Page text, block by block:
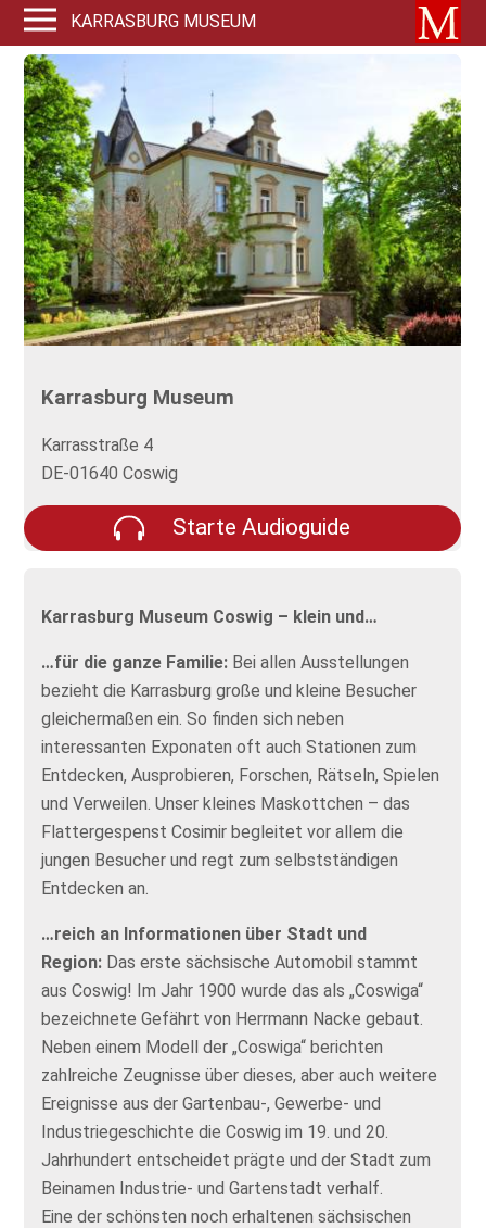
KARRASBURG MUSEUM
Karrasburg Museum
Karrasstraße 4
DE-01640 Coswig
Starte Audioguide
Karrasburg Museum Coswig – klein und…
…für die ganze Familie: Bei allen Ausstellungen
bezieht die Karrasburg große und kleine Besucher
gleichermaßen ein. So finden sich neben
interessanten Exponaten oft auch Stationen zum
Entdecken, Ausprobieren, Forschen, Rätseln, Spielen
und Verweilen. Unser kleines Maskottchen – das
Flattergespenst Cosimir begleitet vor allem die
jungen Besucher und regt zum selbstständigen
Entdecken an.
…reich an Informationen über Stadt und
Region: Das erste sächsische Automobil stammt
aus Coswig! Im Jahr 1900 wurde das als „Coswiga“
bezeichnete Gefährt von Herrmann Nacke gebaut.
Neben einem Modell der „Coswiga“ berichten
zahlreiche Zeugnisse über dieses, aber auch weitere
Ereignisse aus der Gartenbau-, Gewerbe- und
Industriegeschichte die Coswig im 19. und 20.
Jahrhundert entscheidet prägte und der Stadt zum
Beinamen Industrie- und Gartenstadt verhalf.
Eine der schönsten noch erhaltenen sächsischen